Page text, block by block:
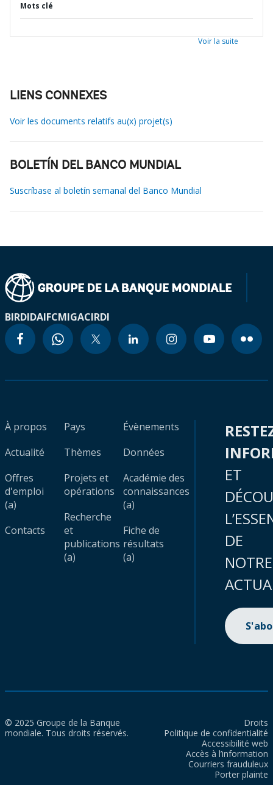
Mots clé
Voir la suite
LIENS CONNEXES
Voir les documents relatifs au(x) projet(s)
BOLETÍN DEL BANCO MUNDIAL
Suscríbase al boletín semanal del Banco Mundial
BIRDIDAIFCMIGACIRDI
À propos
Actualité
Offres
d'emploi
(a)
Contacts
Pays
Thèmes
Projets et
opérations
Recherche
et
publications
(a)
Évènements
Données
Académie des
connaissances
(a)
Fiche de
résultats
(a)
ET
DE
NOTRE
© 2025 Groupe de la Banque
mondiale. Tous droits réservés.
Droits
Politique de confidentialité
Accessibilité web
Accès à l’information
Courriers frauduleux
Porter plainte